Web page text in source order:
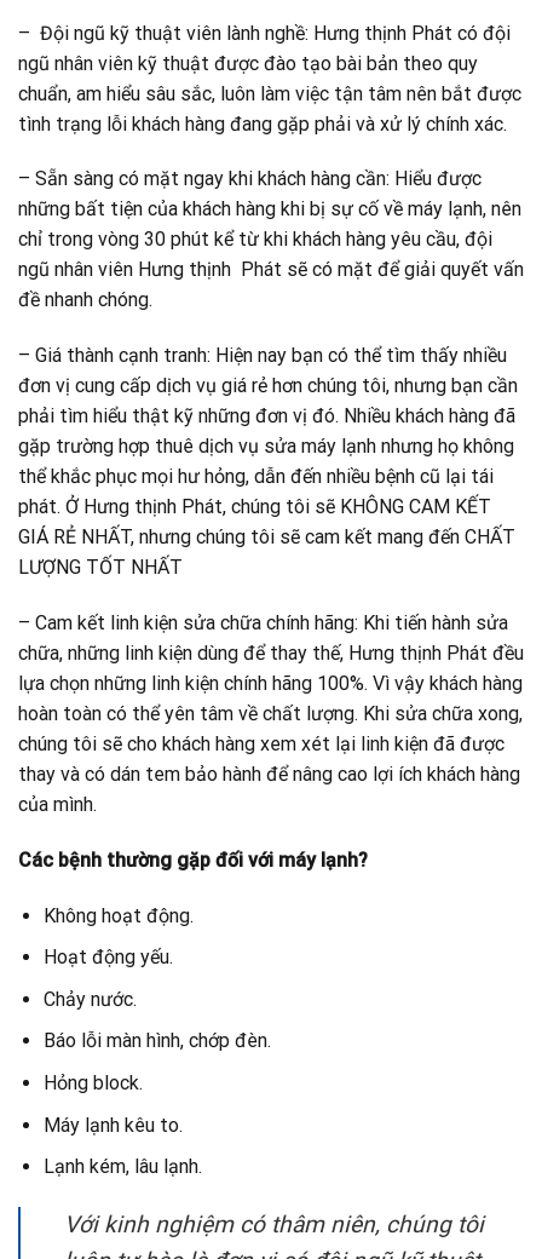
– Đội ngũ kỹ thuật viên lành nghề: Hưng thịnh Phát có đội
ngũ nhân viên kỹ thuật được đào tạo bài bản theo quy
chuẩn, am hiểu sâu sắc, luôn làm việc tận tâm nên bắt được
tình trạng lỗi khách hàng đang gặp phải và xử lý chính xác.
– Sẵn sàng có mặt ngay khi khách hàng cần: Hiểu được
những bất tiện của khách hàng khi bị sự cố về máy lạnh, nên
chỉ trong vòng 30 phút kể từ khi khách hàng yêu cầu, đội
ngũ nhân viên Hưng thịnh Phát sẽ có mặt để giải quyết vấn
đề nhanh chóng.
– Giá thành cạnh tranh: Hiện nay bạn có thể tìm thấy nhiều
đơn vị cung cấp dịch vụ giá rẻ hơn chúng tôi, nhưng bạn cần
phải tìm hiểu thật kỹ những đơn vị đó. Nhiều khách hàng đã
gặp trường hợp thuê dịch vụ sửa máy lạnh nhưng họ không
thể khắc phục mọi hư hỏng, dẫn đến nhiều bệnh cũ lại tái
phát. Ở Hưng thịnh Phát, chúng tôi sẽ KHÔNG CAM KẾT
GIÁ RẺ NHẤT, nhưng chúng tôi sẽ cam kết mang đến CHẤT
LƯỢNG TỐT NHẤT
– Cam kết linh kiện sửa chữa chính hãng: Khi tiến hành sửa
chữa, những linh kiện dùng để thay thế, Hưng thịnh Phát đều
lựa chọn những linh kiện chính hãng 100%. Vì vậy khách hàng
hoàn toàn có thể yên tâm về chất lượng. Khi sửa chữa xong,
chúng tôi sẽ cho khách hàng xem xét lại linh kiện đã được
thay và có dán tem bảo hành để nâng cao lợi ích khách hàng
của mình.
Các bệnh thường gặp đối với máy lạnh?
Không hoạt động.
Hoạt động yếu.
Chảy nước.
Báo lỗi màn hình, chớp đèn.
Hỏng block.
Máy lạnh kêu to.
Lạnh kém, lâu lạnh.
Với kinh nghiệm có thâm niên, chúng tôi